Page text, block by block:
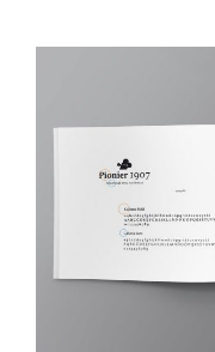
SZCZEGÓŁY